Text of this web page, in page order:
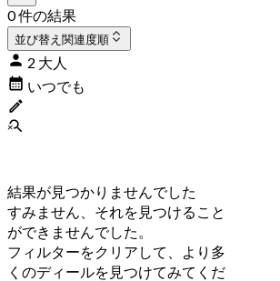
0 件の結果
並び替え 関連度順
2 大人
いつでも
結果が見つかりませんでした
すみません、それを見つけること
ができませんでした。
フィルターをクリアして、より多
くのディールを見つけてみてくだ